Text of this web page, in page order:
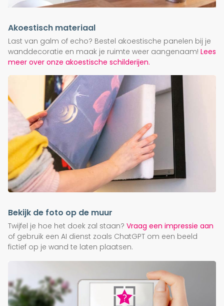
Akoestisch materiaal
Last van galm of echo? Bestel akoestische panelen bij je
wanddecoratie en maak je ruimte weer aangenaam! Lees
meer over onze akoestische schilderijen.
Bekijk de foto op de muur
Twijfel je hoe het doek zal staan? Vraag een impressie aan
of gebruik een AI dienst zoals ChatGPT om een beeld
fictief op je wand te laten plaatsen.